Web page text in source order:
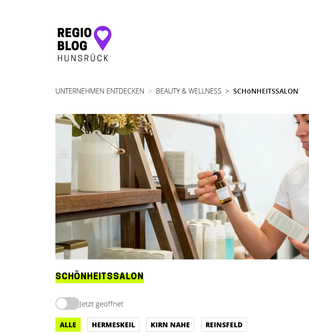
Hauptnavigation
UNTERNEHMEN ENTDECKEN BEAUTY & WELLNESS SCHöNHEITSSALON
SCHÖNHEITSSALON
Jetzt geöffnet
ALLE HERMESKEIL KIRN NAHE REINSFELD